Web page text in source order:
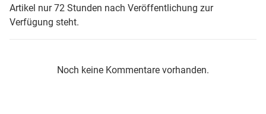
Artikel nur 72 Stunden nach Veröffentlichung zur
Verfügung steht.
Noch keine Kommentare vorhanden.